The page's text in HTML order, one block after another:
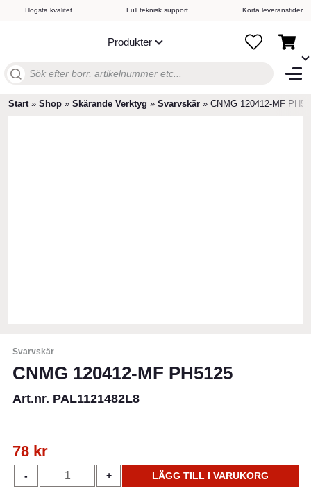
Högsta kvalitet Full teknisk support Korta leveranstider
Produkter
Sök
Start» Shop » Skärande Verktyg » Svarvskär » CNMG 120412-MF
Svarvskär
CNMG 120412-MF PH5125
Art.nr. PAL1121482L8
78 kr
-
CNMG
120412-
+ LÄGG TILL I VARUKORG